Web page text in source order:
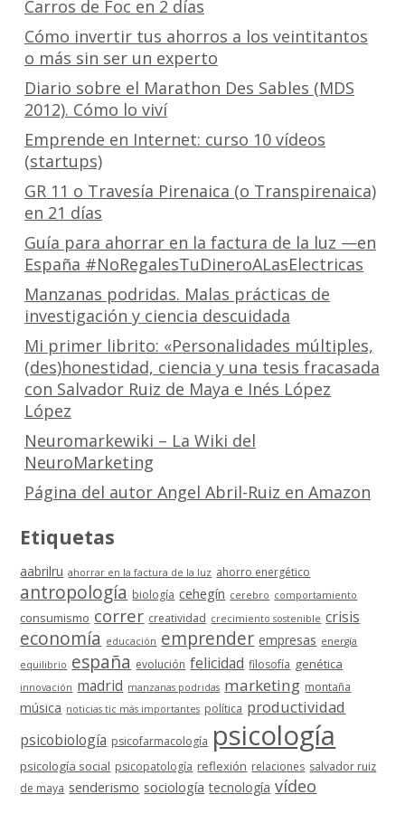
Carros de Foc en 2 días
Cómo invertir tus ahorros a los veintitantos
o más sin ser un experto
Diario sobre el Marathon Des Sables (MDS
2012). Cómo lo viví
Emprende en Internet: curso 10 vídeos
(startups)
GR 11 o Travesía Pirenaica (o Transpirenaica)
en 21 días
Guía para ahorrar en la factura de la luz —en
España #NoRegalesTuDineroALasElectricas
Manzanas podridas. Malas prácticas de
investigación y ciencia descuidada
Mi primer librito: «Personalidades múltiples,
(des)honestidad, ciencia y una tesis fracasada
con Salvador Ruiz de Maya e Inés López
López
Neuromarkewiki – La Wiki del
NeuroMarketing
Página del autor Angel Abril-Ruiz en Amazon
Etiquetas
aabrilru ahorrar en la factura de la luz ahorro energético
antropología biología cehegín cerebro comportamiento
consumismo correr creatividad crecimiento sostenible crisis
economía educación emprender empresas energía
equilibrio españa evolución felicidad filosofía genética
innovación madrid manzanas podridas marketing montaña
música noticias tic más importantes política productividad
psicobiología psicofarmacología psicología
psicología social psicopatología reflexión relaciones salvador ruiz
de maya senderismo sociología tecnología vídeo